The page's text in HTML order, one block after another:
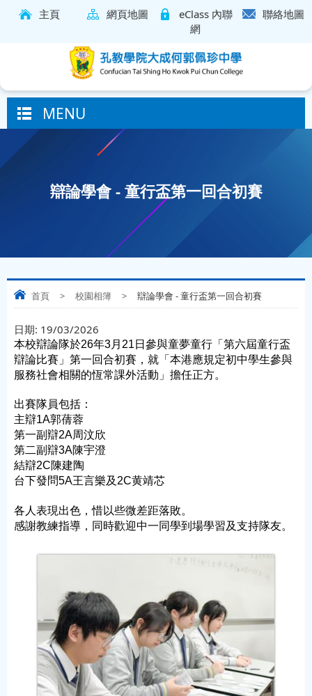
主頁 網頁地圖
eClass 內聯
網
聯絡地圖
MENU
辯論學會 - 童行盃第一回合初賽
首頁 > 校園相簿 > 辯論學會 - 童行盃第一回合初賽
日期: 19/03/2026
本校辯論隊於26年3月21日參與童夢童行「第六屆童行盃
辯論比賽」第一回合初賽，就「本港應規定初中學生參與
服務社會相關的恆常課外活動」擔任正方。
出賽隊員包括：
主辯1A郭蒨蓉
第一副辯2A周汶欣
第二副辯3A陳宇澄
結辯2C陳建陶
台下發問5A王言樂及2C黄靖芯
各人表現出色，惜以些微差距落敗。
感謝教練指導，同時歡迎中一同學到場學習及支持隊友。